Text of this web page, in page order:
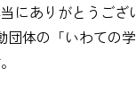
にありがとうござ
団体の「いわての